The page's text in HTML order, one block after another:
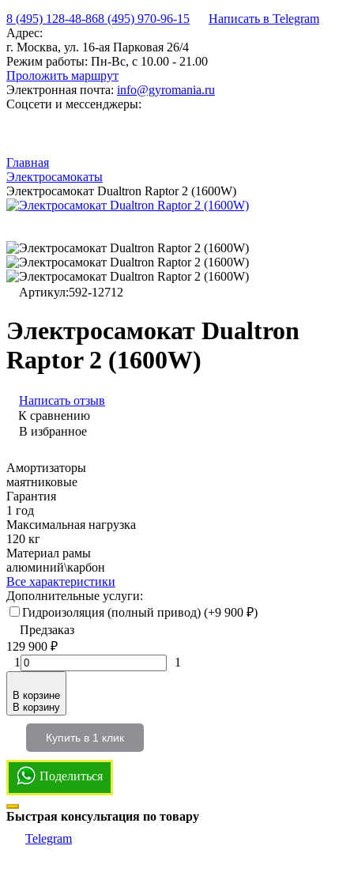
8 (495) 128-48-868 (495) 970-96-15
Написать в Telegram
Адрес:
г. Москва, ул. 16-ая Парковая 26/4
Режим работы: Пн-Вс, с 10.00 - 21.00
Проложить маршрут
Электронная почта: info@gyromania.ru
Соцсети и мессенджеры:
Главная
Электросамокаты
Электросамокат Dualtron Raptor 2 (1600W)
Артикул:592-12712
Электросамокат Dualtron
Raptor 2 (1600W)
Написать отзыв
К сравнению
В избранное
Амортизаторы
маятниковые
Гарантия
1 год
Максимальная нагрузка
120 кг
Материал рамы
алюминий\карбон
Все характеристики
Дополнительные услуги:
Гидроизоляция (полный привод) (+9 900 ₽)
Предзаказ
129 900 ₽
1
1
В корзине
В корзину
Купить в 1 клик
Поделиться
Быстрая консультация по товару
Telegram